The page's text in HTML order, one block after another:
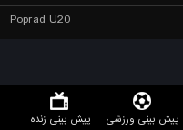
Poprad U20
پیش بینی ورزشی پیش بینی زنده
تیم بازی و کازینو رد نود